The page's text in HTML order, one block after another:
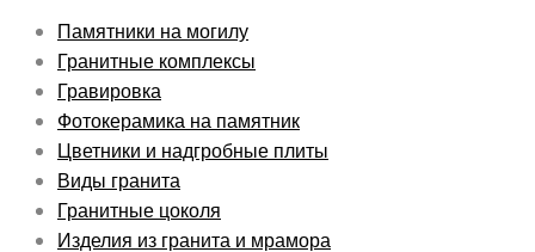
Памятники на могилу
Гранитные комплексы
Гравировка
Фотокерамика на памятник
Цветники и надгробные плиты
Виды гранита
Гранитные цоколя
Изделия из гранита и мрамора